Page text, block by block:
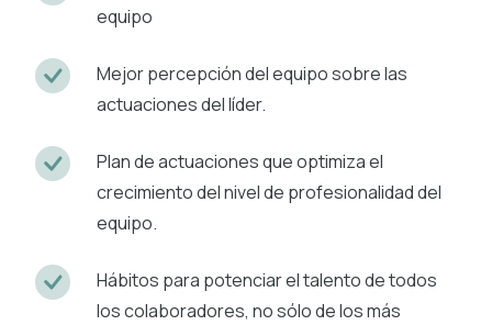
equipo
Mejor percepción del equipo sobre las
actuaciones del líder.
Plan de actuaciones que optimiza el
crecimiento del nivel de profesionalidad del
equipo.
Hábitos para potenciar el talento de todos
los colaboradores, no sólo de los más